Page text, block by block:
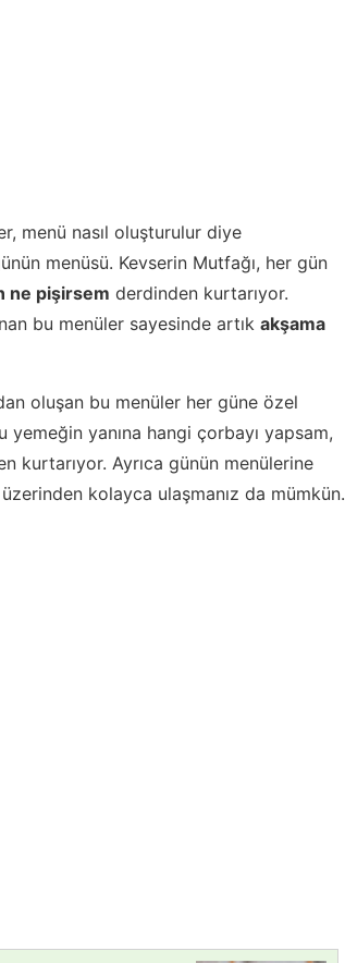
menü nasıl oluşturulur diye
menüsü. Kevserin Mutfağı, her gün
ne pişirsem derdinden kurtarıyor.
bu menüler sayesinde artık akşama
oluşan bu menüler her güne özel
yanına hangi çorbayı yapsam,
kurtarıyor. Ayrıca günün menülerine
üzerinden kolayca ulaşmanız da mümkün.